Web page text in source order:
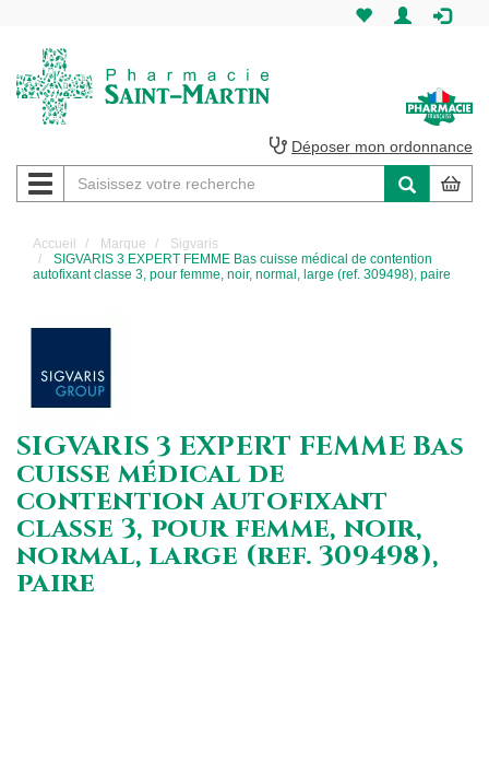
Martin
Pharmacie
Martin
Déposer mon ordonnance
Navigation
Accueil Marque
Sigvaris
SIGVARIS 3 EXPERT FEMME Bas cuisse médical de contention
autofixant classe 3, pour femme, noir, normal, large (ref. 309498), paire
SIGVARIS 3 EXPERT FEMME Bas
cuisse médical de
contention autofixant
classe 3, pour femme, noir,
normal, large (ref. 309498),
paire